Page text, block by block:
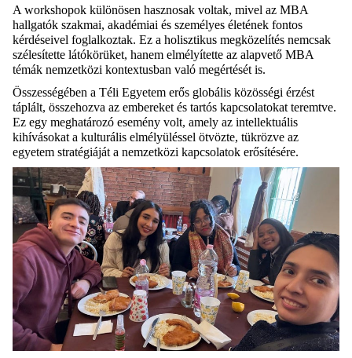
A workshopok különösen hasznosak voltak, mivel az MBA
hallgatók szakmai, akadémiai és személyes életének fontos
kérdéseivel foglalkoztak. Ez a holisztikus megközelítés nemcsak
szélesítette látókörüket, hanem elmélyítette az alapvető MBA
témák nemzetközi kontextusban való megértését is.
Összességében a Téli Egyetem erős globális közösségi érzést
táplált, összehozva az embereket és tartós kapcsolatokat teremtve.
Ez egy meghatározó esemény volt, amely az intellektuális
kihívásokat a kulturális elmélyüléssel ötvözte, tükrözve az
egyetem stratégiáját a nemzetközi kapcsolatok erősítésére.